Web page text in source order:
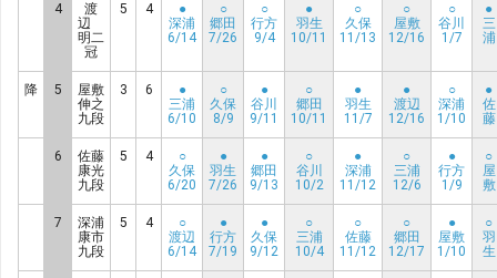
4
渡
辺
明二
冠
5 4
●
深浦
6/14
○
郷田
7/26
○
行方
9/4
●
羽生
10/11
○
久保
11/13
○
屋敷
12/16
○
谷川
1/7
●
三
浦
降 5
屋敷
伸之
九段
3 6
●
三浦
6/10
○
久保
8/9
●
谷川
9/11
○
郷田
10/11
●
羽生
11/7
●
渡辺
12/16
○
深浦
1/10
●
佐
藤
6
佐藤
康光
九段
5 4
○
久保
6/20
●
羽生
7/26
●
郷田
9/13
○
谷川
10/2
●
深浦
11/12
○
三浦
12/6
●
行方
1/9
○
屋
敷
7
深浦
康市
九段
5 4
○
渡辺
6/14
●
行方
7/19
●
久保
9/12
○
三浦
10/4
○
佐藤
11/12
○
郷田
12/17
●
屋敷
1/10
○
羽
生